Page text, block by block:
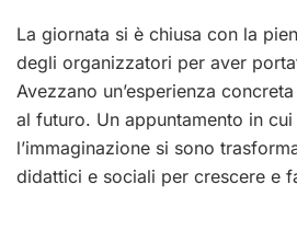
La giornata si è chiusa con la
degli organizzatori per aver
Avezzano un’esperienza
al futuro. Un appuntamento in
l’immaginazione si sono
didattici e sociali per crescere e